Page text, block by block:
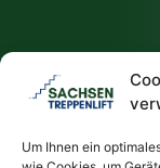
Um Ihnen ein